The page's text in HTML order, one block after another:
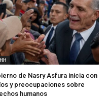
de Nasry Asfura inicia con
y preocupaciones sobre
humanos